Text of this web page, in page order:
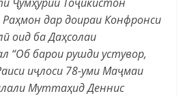
дар доираи Конфронси
оид ба Даҳсолаи
“Об барои рушди устувор,
иҷлоси 78-уми Маҷмаи
Муттаҳид Деннис